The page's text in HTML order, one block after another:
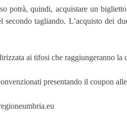
potrà, quindi, acquistare un
tagliando. L’acquisto dei
ai tifosi che raggiungeranno la
presentando il coupon